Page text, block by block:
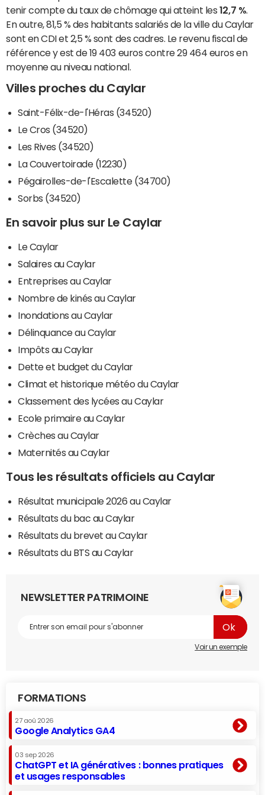
tenir compte du taux de chômage qui atteint les 12,7 %
En outre, 81,5 % des habitants salariés de la ville du Caylar
sont en CDI et 2,5 % sont des cadres. Le revenu fiscal de
référence y est de 19 403 euros contre 29 464 euros en
moyenne au niveau national.
Villes proches du Caylar
Saint-Félix-de-l'Héras (34520)
Le Cros (34520)
Les Rives (34520)
La Couvertoirade (12230)
Pégairolles-de-l'Escalette (34700)
Sorbs (34520)
En savoir plus sur Le Caylar
Le Caylar
Salaires au Caylar
Entreprises au Caylar
Nombre de kinés au Caylar
Inondations au Caylar
Délinquance au Caylar
Impôts au Caylar
Dette et budget du Caylar
Climat et historique météo du Caylar
Classement des lycées au Caylar
Ecole primaire au Caylar
Crèches au Caylar
Maternités au Caylar
Tous les résultats officiels au Caylar
Résultat municipale 2026 au Caylar
Résultats du bac au Caylar
Résultats du brevet au Caylar
Résultats du BTS au Caylar
NEWSLETTER PATRIMOINE
Voir un exemple
FORMATIONS
27 aoû 2026
Google Analytics GA4
03 sep 2026
ChatGPT et IA génératives : bonnes pratiques
et usages responsables